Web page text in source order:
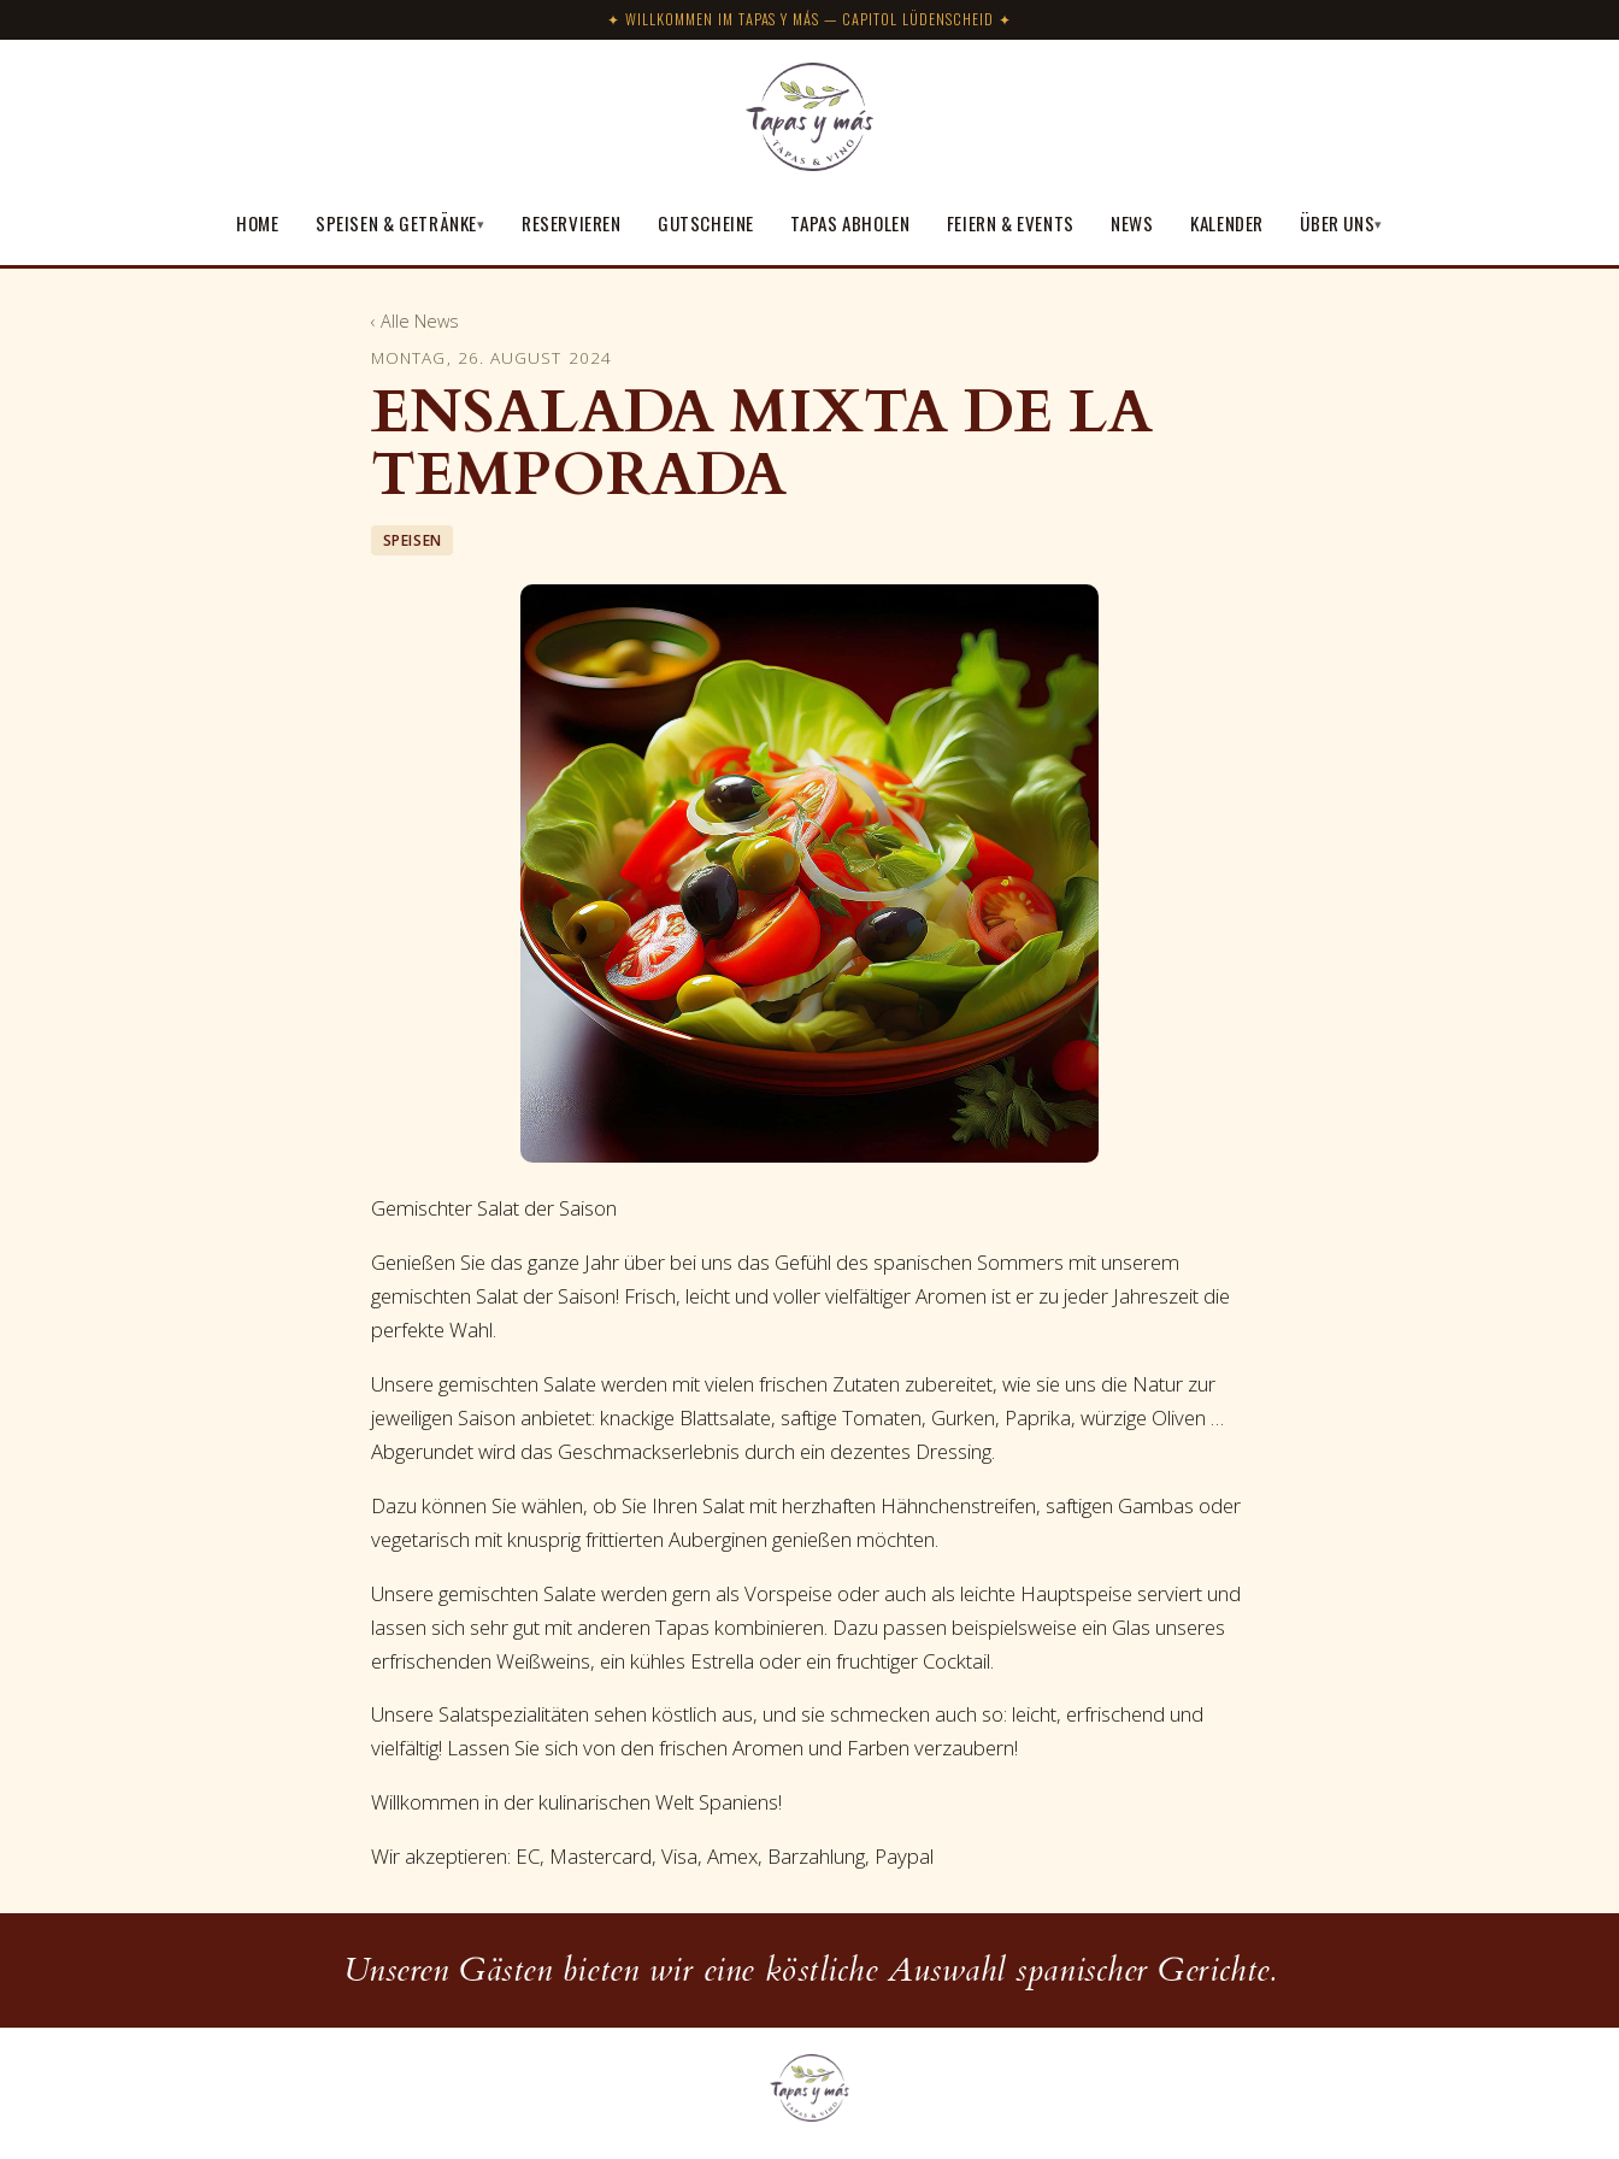
✦ WILLKOMMEN IM TAPAS Y MÁS — CAPITOL LÜDENSCHEID ✦
HOME SPEISEN & GETRÄNKE▾ RESERVIEREN GUTSCHEINE TAPAS ABHOLEN FEIERN & EVENTS NEWS KALENDER ÜBER UNS▾
‹ Alle News
MONTAG, 26. AUGUST 2024
ENSALADA MIXTA DE LA
TEMPORADA
SPEISEN
Gemischter Salat der Saison
Genießen Sie das ganze Jahr über bei uns das Gefühl des spanischen Sommers mit unserem
gemischten Salat der Saison! Frisch, leicht und voller vielfältiger Aromen ist er zu jeder Jahreszeit die
perfekte Wahl.
Unsere gemischten Salate werden mit vielen frischen Zutaten zubereitet, wie sie uns die Natur zur
jeweiligen Saison anbietet: knackige Blattsalate, saftige Tomaten, Gurken, Paprika, würzige Oliven …
Abgerundet wird das Geschmackserlebnis durch ein dezentes Dressing.
Dazu können Sie wählen, ob Sie Ihren Salat mit herzhaften Hähnchenstreifen, saftigen Gambas oder
vegetarisch mit knusprig frittierten Auberginen genießen möchten.
Unsere gemischten Salate werden gern als Vorspeise oder auch als leichte Hauptspeise serviert und
lassen sich sehr gut mit anderen Tapas kombinieren. Dazu passen beispielsweise ein Glas unseres
erfrischenden Weißweins, ein kühles Estrella oder ein fruchtiger Cocktail.
Unsere Salatspezialitäten sehen köstlich aus, und sie schmecken auch so: leicht, erfrischend und
vielfältig! Lassen Sie sich von den frischen Aromen und Farben verzaubern!
Willkommen in der kulinarischen Welt Spaniens!
Wir akzeptieren: EC, Mastercard, Visa, Amex, Barzahlung, Paypal
Unseren Gästen bieten wir eine köstliche Auswahl spanischer Gerichte.